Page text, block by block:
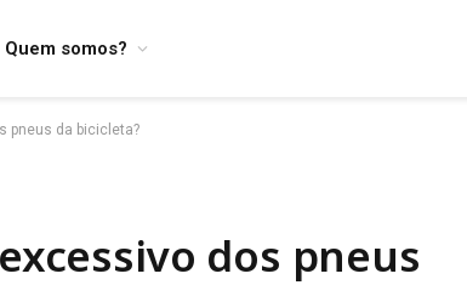
Quem somos?
pneus da bicicleta?
dos pneus